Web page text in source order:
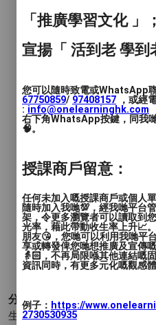
4）4K及1080p兩種
收音師已超過廿年，
會，無線電視，亞洲
視，Viutv，香港電台
（CNBC）及各大製
分類 :
生活品味 - 攝影
「推廣學習文化 」；
宣揚「 活到老 學到
您可以隨時致電或WhatsApp
67750859/ 97408157 ，或經
: info@onelearninghk.com
右下角WhatsApp按鍵，同我
🧠。
授課商戶留意：
任何未加入嘅授課商戶或個人
隨時加入我哋💯，經我哋平台
架，令更多瀏覽者可以讀取到
光率，藉此帶動收生率上升📈
朋友😘，您哋可以利用我哋平
享或轉發俾您哋想推廣及宣傳
👵🏻，不再局限喺其他連結嘅
資訊同時，有更多元化嘅觀感體
例子： https://
2730530935